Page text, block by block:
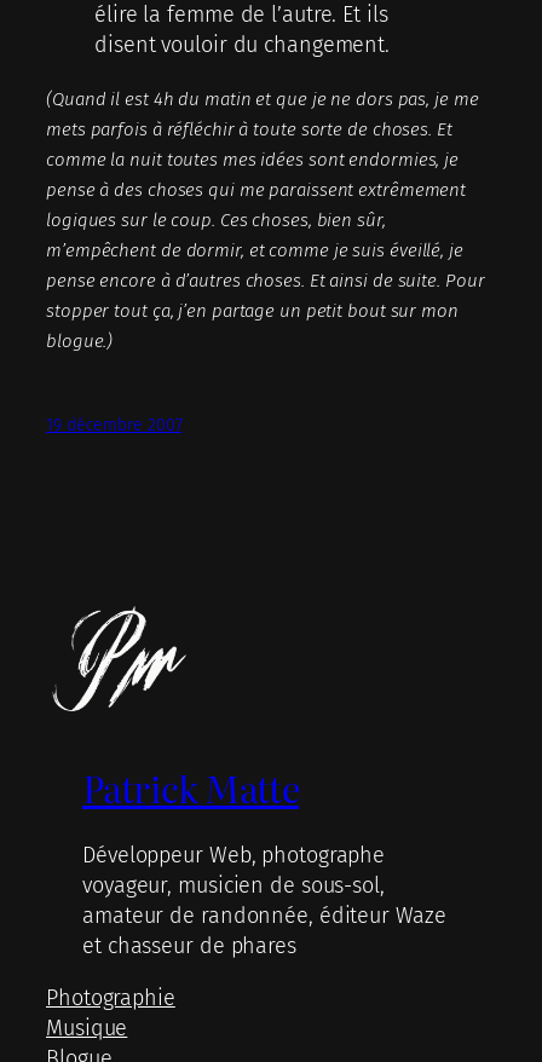
élire la femme de l’autre. Et ils
disent vouloir du changement.
(Quand il est 4h du matin et que je ne dors pas, je me
mets parfois à réfléchir à toute sorte de choses. Et
comme la nuit toutes mes idées sont endormies, je
pense à des choses qui me paraissent extrêmement
logiques sur le coup. Ces choses, bien sûr,
m’empêchent de dormir, et comme je suis éveillé, je
pense encore à d’autres choses. Et ainsi de suite. Pour
stopper tout ça, j’en partage un petit bout sur mon
blogue.)
19 décembre 2007
Patrick Matte
Développeur Web, photographe
voyageur, musicien de sous-sol,
amateur de randonnée, éditeur Waze
et chasseur de phares
Photographie
Musique